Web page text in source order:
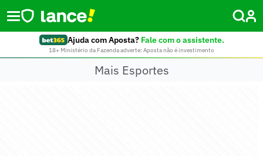
Ajuda com Aposta? Fale com o assistente.
18+ Ministério da Fazenda adverte: Aposta não é investimento
Mais Esportes